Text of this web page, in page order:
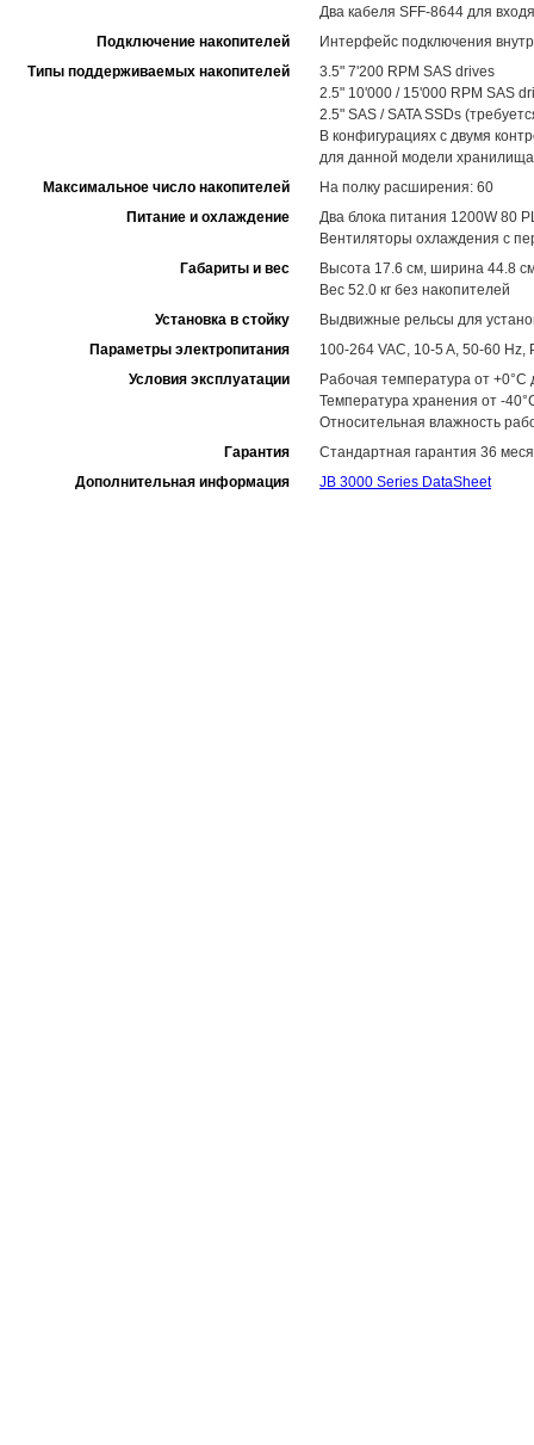
Два кабеля SFF-8644 для
Подключение накопителей
Интерфейс подключения
Типы поддерживаемых накопителей
3.5" 7'200 RPM SAS drives
2.5" 10'000 / 15'000 RPM SAS
2.5" SAS / SATA SSDs
В конфигурациях с двумя
для данной модели
Максимальное число накопителей
На полку расширения: 60
Питание и охлаждение
Два блока питания 1200W 80
Вентиляторы охлаждения с
Габариты и вес
Высота 17.6 см, ширина 44.8
Вес 52.0 кг без накопителей
Установка в стойку
Выдвижные рельсы для
Параметры электропитания
100-264 VAC, 10-5 A, 50-60 Hz,
Условия эксплуатации
Рабочая температура от +0°C
Температура хранения от -
Относительная влажность
Гарантия
Стандартная гарантия 36
Дополнительная информация
JB 3000 Series DataSheet